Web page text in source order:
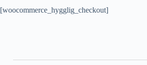
[woocommerce_hygglig_checkout]